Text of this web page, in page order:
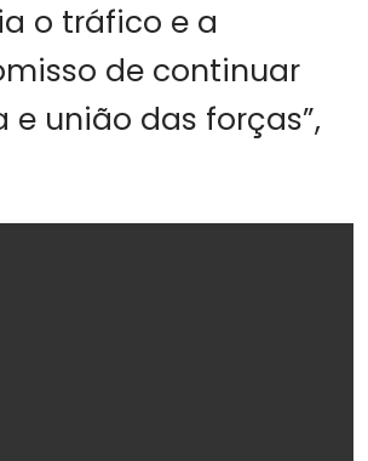
o tráfico e a
de continuar
união das forças”,